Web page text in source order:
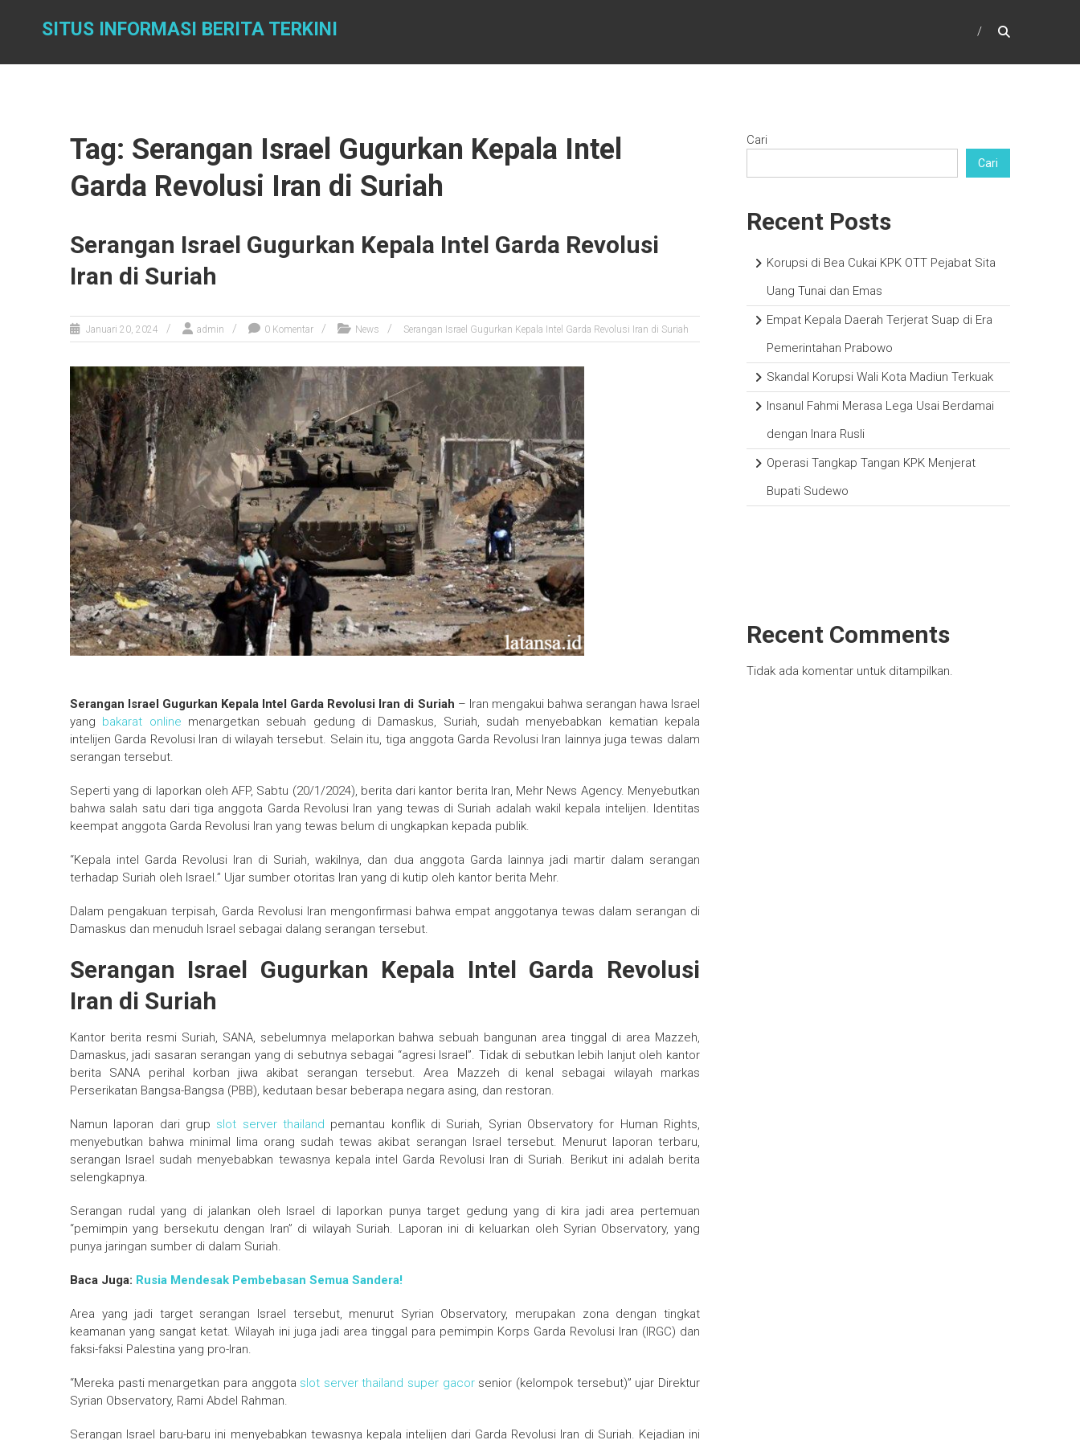
SITUS INFORMASI BERITA TERKINI
Tag: Serangan Israel Gugurkan Kepala Intel
Garda Revolusi Iran di Suriah
Serangan Israel Gugurkan Kepala Intel Garda Revolusi
Iran di Suriah
Januari 20, 2024 admin 0 Komentar News Serangan Israel Gugurkan Kepala Intel Garda Revolusi Iran di Suriah
Serangan Israel Gugurkan Kepala Intel Garda Revolusi Iran di Suriah – Iran mengakui bahwa serangan hawa Israel
yang bakarat online menargetkan sebuah gedung di Damaskus, Suriah, sudah menyebabkan kematian kepala
intelijen Garda Revolusi Iran di wilayah tersebut. Selain itu, tiga anggota Garda Revolusi Iran lainnya juga tewas dalam
serangan tersebut.
Seperti yang di laporkan oleh AFP, Sabtu (20/1/2024), berita dari kantor berita Iran, Mehr News Agency. Menyebutkan
bahwa salah satu dari tiga anggota Garda Revolusi Iran yang tewas di Suriah adalah wakil kepala intelijen. Identitas
keempat anggota Garda Revolusi Iran yang tewas belum di ungkapkan kepada publik.
“Kepala intel Garda Revolusi Iran di Suriah, wakilnya, dan dua anggota Garda lainnya jadi martir dalam serangan
terhadap Suriah oleh Israel.” Ujar sumber otoritas Iran yang di kutip oleh kantor berita Mehr.
Dalam pengakuan terpisah, Garda Revolusi Iran mengonfirmasi bahwa empat anggotanya tewas dalam serangan di
Damaskus dan menuduh Israel sebagai dalang serangan tersebut.
Serangan Israel Gugurkan Kepala Intel Garda Revolusi
Iran di Suriah
Kantor berita resmi Suriah, SANA, sebelumnya melaporkan bahwa sebuah bangunan area tinggal di area Mazzeh,
Damaskus, jadi sasaran serangan yang di sebutnya sebagai “agresi Israel”. Tidak di sebutkan lebih lanjut oleh kantor
berita SANA perihal korban jiwa akibat serangan tersebut. Area Mazzeh di kenal sebagai wilayah markas
Perserikatan Bangsa-Bangsa (PBB), kedutaan besar beberapa negara asing, dan restoran.
Namun laporan dari grup slot server thailand pemantau konflik di Suriah, Syrian Observatory for Human Rights,
menyebutkan bahwa minimal lima orang sudah tewas akibat serangan Israel tersebut. Menurut laporan terbaru,
serangan Israel sudah menyebabkan tewasnya kepala intel Garda Revolusi Iran di Suriah. Berikut ini adalah berita
selengkapnya.
Serangan rudal yang di jalankan oleh Israel di laporkan punya target gedung yang di kira jadi area pertemuan
“pemimpin yang bersekutu dengan Iran” di wilayah Suriah. Laporan ini di keluarkan oleh Syrian Observatory, yang
punya jaringan sumber di dalam Suriah.
Baca Juga: Rusia Mendesak Pembebasan Semua Sandera!
Area yang jadi target serangan Israel tersebut, menurut Syrian Observatory, merupakan zona dengan tingkat
keamanan yang sangat ketat. Wilayah ini juga jadi area tinggal para pemimpin Korps Garda Revolusi Iran (IRGC) dan
faksi-faksi Palestina yang pro-Iran.
“Mereka pasti menargetkan para anggota slot server thailand super gacorsenior (kelompok tersebut)” ujar Direktur
Syrian Observatory, Rami Abdel Rahman.
Serangan Israel baru-baru ini menyebabkan tewasnya kepala intelijen dari Garda Revolusi Iran di Suriah. Kejadian ini
Cari
Cari
Recent Posts
Korupsi di Bea Cukai KPK OTT Pejabat Sita
Uang Tunai dan Emas
Empat Kepala Daerah Terjerat Suap di Era
Pemerintahan Prabowo
Skandal Korupsi Wali Kota Madiun Terkuak
Insanul Fahmi Merasa Lega Usai Berdamai
dengan Inara Rusli
Operasi Tangkap Tangan KPK Menjerat
Bupati Sudewo
Recent Comments
Tidak ada komentar untuk ditampilkan.